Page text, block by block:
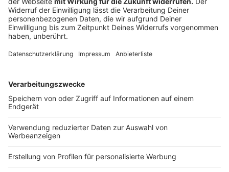
Ratingen-Hösel S – Ratingen-Lintorf – D-Angermund
S – D-Kaiserswerth, Klemensplatz
Linie 770
Velbert ZOB – Heiligenhaus – Ratingen-Hösel S
Linie 771
Velbert ZOB – Heiligenhaus – Ratingen Ost S –
Ratingen Mitte
Linie 782
D-Heinrich-Heine-Allee – Uni-Kliniken – Hilden,
Gabelung – Hilden, Süd S – Solingen Hbf